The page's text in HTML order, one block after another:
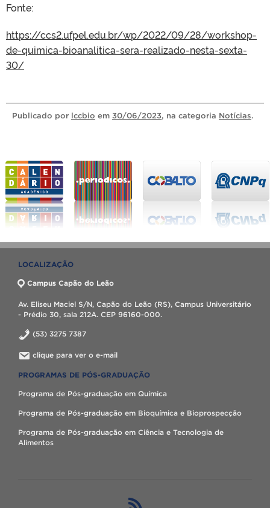
Fonte:
https://ccs2.ufpel.edu.br/wp/2022/09/28/workshop-
de-quimica-bioanalitica-sera-realizado-nesta-sexta-
30/
Publicado por lccbio em 30/06/2023, na categoria Notícias.
LOCALIZAÇÃO
Campus Capão do Leão
Av. Eliseu Maciel S/N, Capão do Leão (RS), Campus Universitário
- Prédio 30, sala 212A. CEP 96160-000.
(53) 3275 7387
clique para ver o e-mail
PROGRAMAS DE PÓS-GRADUAÇÃO
Programa de Pós-graduação em Química
Programa de Pós-graduação em Bioquímica e Bioprospecção
Programa de Pós-graduação em Ciência e Tecnologia de
Alimentos